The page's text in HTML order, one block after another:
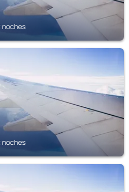
noches
noches